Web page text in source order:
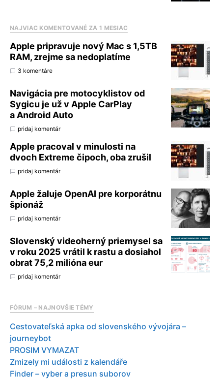
NAJVIAC KOMENTOVANÉ ZA 1 MESIAC
Apple pripravuje nový Mac s 1,5TB
RAM, zrejme sa nedoplatíme
3 komentáre
Navigácia pre motocyklistov od
Sygicu je už v Apple CarPlay
a Android Auto
pridaj komentár
Apple pracoval v minulosti na
dvoch Extreme čipoch, oba zrušil
pridaj komentár
Apple žaluje OpenAI pre korporátnu
špionáž
pridaj komentár
Slovenský videoherný priemysel sa
v roku 2025 vrátil k rastu a dosiahol
obrat 75,2 milióna eur
pridaj komentár
FÓRUM – NAJNOVŠIE TÉMY
Cestovateľská apka od slovenského vývojára –
journeybot
PROSIM VYMAZAT
Zmizely mi události z kalendáře
Finder – vyber a presun suborov